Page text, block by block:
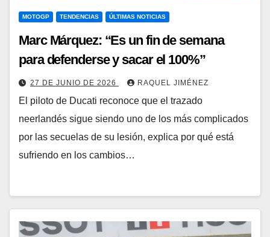
MOTOGP TENDENCIAS ÚLTIMAS NOTICIAS
Marc Márquez: “Es un fin de semana
para defenderse y sacar el 100%”
27 DE JUNIO DE 2026 RAQUEL JIMÉNEZ
El piloto de Ducati reconoce que el trazado
neerlandés sigue siendo uno de los más complicados
por las secuelas de su lesión, explica por qué está
sufriendo en los cambios…